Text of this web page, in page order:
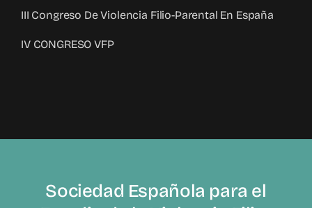
III Congreso De Violencia Filio-Parental En España
IV CONGRESO VFP
Sociedad Española para el